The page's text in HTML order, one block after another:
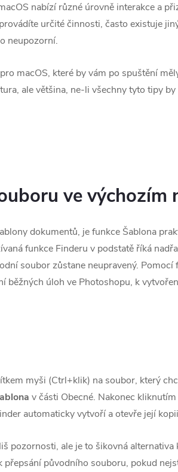
nabízí různé úrovně interakce a
určité činnosti, často existuje
neupozorní.
macOS, které by vám po spuštění
ale většina, ne-li všechny tyto tipy
ve výchozím
dokumentů, je funkce Šablona
funkce Finderu v podstatě říká
soubor zůstane neupravený.
běžných úloh ve Photoshopu, k
myši (Ctrl+klik) na soubor, který
v části Obecné. Nakonec
automaticky vytvoří a otevře její
pozornosti, ale je to šikovná
přepsání původního souboru, pokud